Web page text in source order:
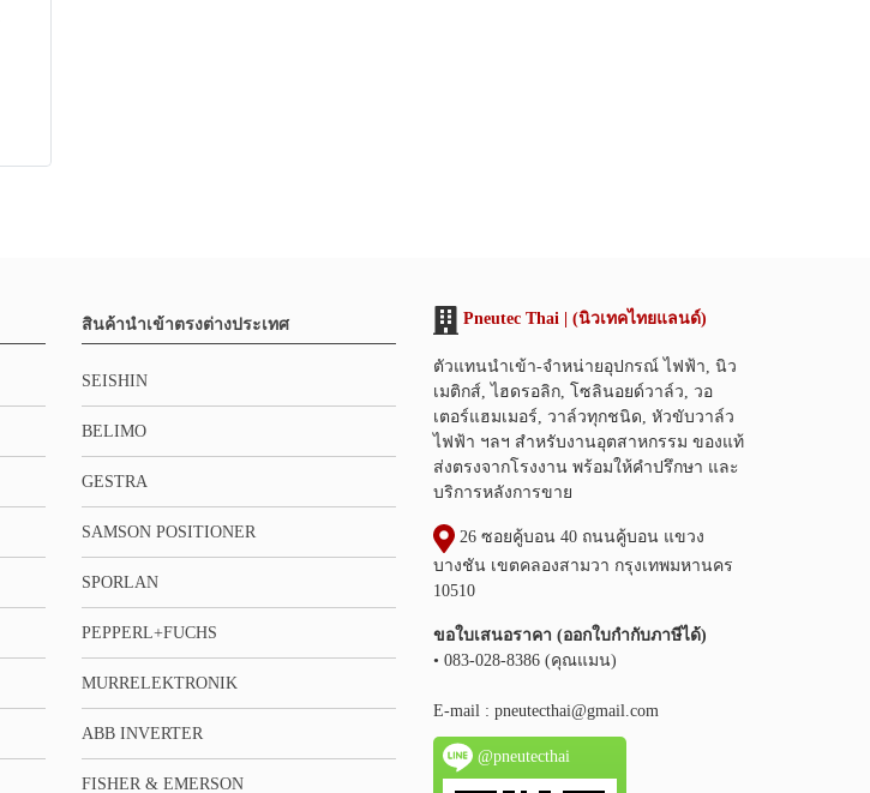
สินค้านำเข้าตรงต่างประเทศ
SEISHIN
BELIMO
GESTRA
SAMSON POSITIONER
SPORLAN
PEPPERL+FUCHS
MURRELEKTRONIK
ABB INVERTER
FISHER & EMERSON
Pneutec Thai | (นิวเทคไทยแลนด์)
ตัวแทนนำเข้า-จำหน่ายอุปกรณ์ ไฟฟ้า, นิว
เมติกส์, ไฮดรอลิก, โซลินอยด์วาล์ว, วอ
เตอร์แฮมเมอร์, วาล์วทุกชนิด, หัวขับวาล์ว
ไฟฟ้า ฯลฯ สำหรับงานอุตสาหกรรม ของแท้
ส่งตรงจากโรงงาน พร้อมให้คำปรึกษา และ
บริการหลังการขาย
26 ซอยคู้บอน 40 ถนนคู้บอน แขวง
บางชัน เขตคลองสามวา กรุงเทพมหานคร
10510
ขอใบเสนอราคา (ออกใบกำกับภาษีได้)
• 083-028-8386 (คุณแมน)
E-mail : pneutecthai@gmail.com
@pneutecthai